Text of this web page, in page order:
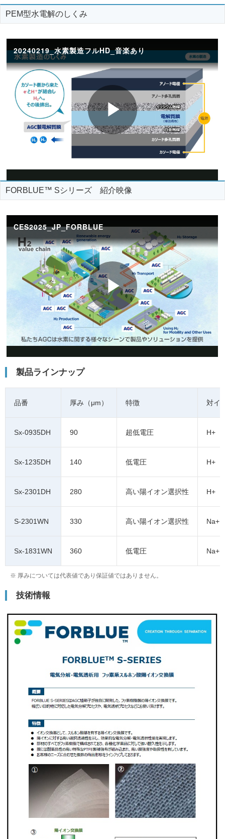
PEM型水電解のしくみ
FORBLUE™ Sシリーズ 紹介映像
製品ラインナップ
品番 厚み（μm） 特徴 対イ
Sx-0935DH 90 超低電圧 H+
Sx-1235DH 140 低電圧 H+
Sx-2301DH 280 高い陽イオン選択性 H+
S-2301WN 330 高い陽イオン選択性 Na+
Sx-1831WN 360 低電圧 Na+
※ 厚みについては代表値であり保証値ではありません。
技術情報